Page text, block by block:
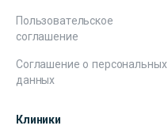
Пользовательское
соглашение
Соглашение о персональных
данных
Клиники